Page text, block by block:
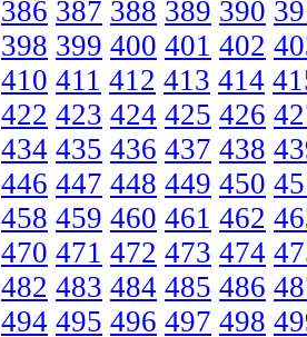
386 387 388 389 390
398 399 400 401 402
410 411 412 413 414
422 423 424 425 426
434 435 436 437 438
446 447 448 449 450
458 459 460 461 462
470 471 472 473 474
482 483 484 485 486
494 495 496 497 498